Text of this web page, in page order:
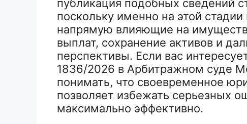
публикация подобных сведений
поскольку именно на этой
напрямую влияющие на
выплат, сохранение активов и
перспективы. Если вас
1836/2026 в Арбитражном суде
понимать, что своевременное
позволяет избежать серьезных
максимально эффективно.